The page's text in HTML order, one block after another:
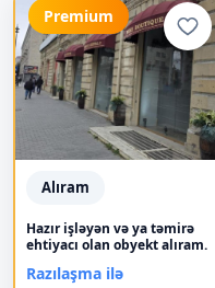
Premium
Alıram
Hazır işləyən və ya təmirə
ehtiyacı olan obyekt alıram.
Razılaşma ilə